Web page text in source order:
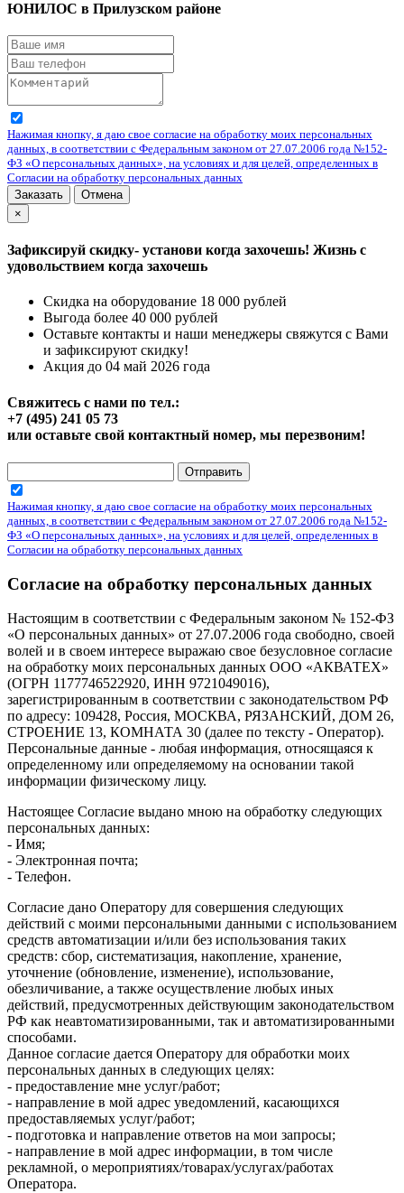
ЮНИЛОС в Прилузском районе
Нажимая кнопку, я даю свое согласие на обработку моих персональных
данных, в соответствии с Федеральным законом от 27.07.2006 года №152-
ФЗ «О персональных данных», на условиях и для целей, определенных в
Согласии на обработку персональных данных
Заказать
Отмена
×
Зафиксируй скидку- установи когда захочешь! Жизнь с
удовольствием когда захочешь
Скидка на оборудование 18 000 рублей
Выгода более 40 000 рублей
Оставьте контакты и наши менеджеры свяжутся с Вами
и зафиксируют скидку!
Акция до 04 май 2026 года
Свяжитесь с нами по тел.:
+7 (495) 241 05 73
или оставьте свой контактный номер, мы перезвоним!
Отправить
Нажимая кнопку, я даю свое согласие на обработку моих персональных
данных, в соответствии с Федеральным законом от 27.07.2006 года №152-
ФЗ «О персональных данных», на условиях и для целей, определенных в
Согласии на обработку персональных данных
Согласие на обработку персональных данных
Настоящим в соответствии с Федеральным законом № 152-ФЗ
«О персональных данных» от 27.07.2006 года свободно, своей
волей и в своем интересе выражаю свое безусловное согласие
на обработку моих персональных данных ООО «АКВАТЕХ»
(ОГРН 1177746522920, ИНН 9721049016),
зарегистрированным в соответствии с законодательством РФ
по адресу: 109428, Россия, МОСКВА, РЯЗАНСКИЙ, ДОМ 26,
СТРОЕНИЕ 13, КОМНАТА 30 (далее по тексту - Оператор).
Персональные данные - любая информация, относящаяся к
определенному или определяемому на основании такой
информации физическому лицу.
Настоящее Согласие выдано мною на обработку следующих
персональных данных:
- Имя;
- Электронная почта;
- Телефон.
Согласие дано Оператору для совершения следующих
действий с моими персональными данными с использованием
средств автоматизации и/или без использования таких
средств: сбор, систематизация, накопление, хранение,
уточнение (обновление, изменение), использование,
обезличивание, а также осуществление любых иных
действий, предусмотренных действующим законодательством
РФ как неавтоматизированными, так и автоматизированными
способами.
Данное согласие дается Оператору для обработки моих
персональных данных в следующих целях:
- предоставление мне услуг/работ;
- направление в мой адрес уведомлений, касающихся
предоставляемых услуг/работ;
- подготовка и направление ответов на мои запросы;
- направление в мой адрес информации, в том числе
рекламной, о мероприятиях/товарах/услугах/работах
Оператора.